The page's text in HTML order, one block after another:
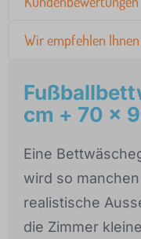
Wir empfehlen
cm + 70 x
Eine
wird so
realistische
die Zimmer